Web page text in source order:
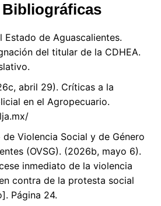
Estado de Aguascalientes.
del titular de la CDHEA.
abril 29). Críticas a la
en el Agropecuario.
Violencia Social y de Género
(OVSG). (2026b, mayo 6).
inmediato de la violencia
contra de la protesta social
Página 24.